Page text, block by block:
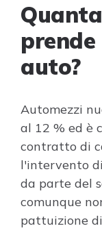
auto?
Automezzi
al 12 % ed è
contratto di
l'intervento
da parte del
comunque
pattuizione